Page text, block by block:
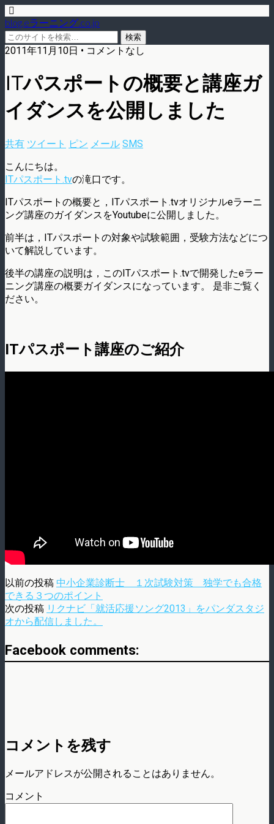
blog.eラーニング.co.jp
2011年11月10日 • コメントなし
ITパスポートの概要と講座ガ
イダンスを公開しました
共有 ツイート ピン メール SMS
こんにちは。
ITパスポート.tvの滝口です。
ITパスポートの概要と，ITパスポート.tvオリジナルeラーニ
ング講座のガイダンスをYoutubeに公開しました。
前半は，ITパスポートの対象や試験範囲，受験方法などにつ
いて解説しています。
後半の講座の説明は，このITパスポート.tvで開発したeラー
ニング講座の概要ガイダンスになっています。 是非ご覧く
ださい。
ITパスポート講座のご紹介
以前の投稿 中小企業診断士 １次試験対策 独学でも合格
できる３つのポイント
次の投稿 リクナビ「就活応援ソング2013」をパンダスタジ
オから配信しました。
Facebook comments:
コメントを残す
メールアドレスが公開されることはありません。
コメント